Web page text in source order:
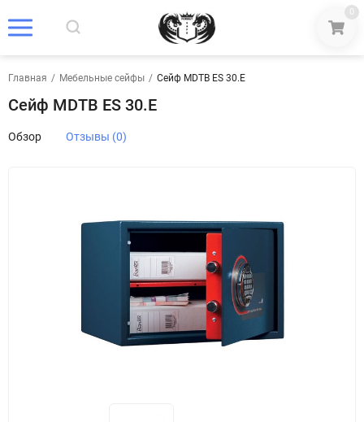
0
Главная / Мебельные сейфы / Сейф МDТВ ES 30.E
Сейф МDТВ ES 30.E
Обзор Отзывы (0)